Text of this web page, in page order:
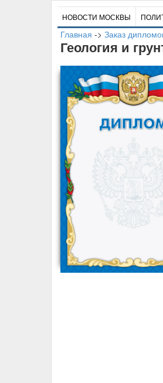
НОВОСТИ МОСКВЫ
Главная -> Заказ
Геология и